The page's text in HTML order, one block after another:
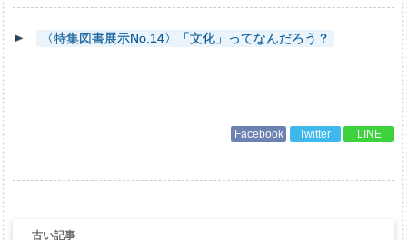
〈特集図書展示No.14〉「文化」ってなんだろう？
Facebook Twitter LINE